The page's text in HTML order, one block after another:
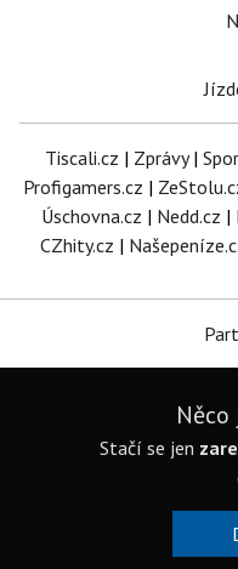
Tiscali.cz | Zprávy|
Profigamers.cz |
Úschovna.cz | Nedd.cz |
CZhity.cz |
Stačí se jen